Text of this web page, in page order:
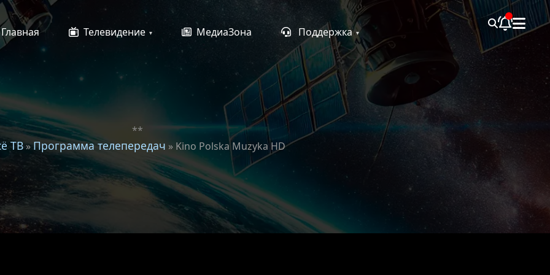
Главная Телевидение МедиаЗона Поддержка
**
ТВ»Программа телепередач » Kino Polska Muzyka HD